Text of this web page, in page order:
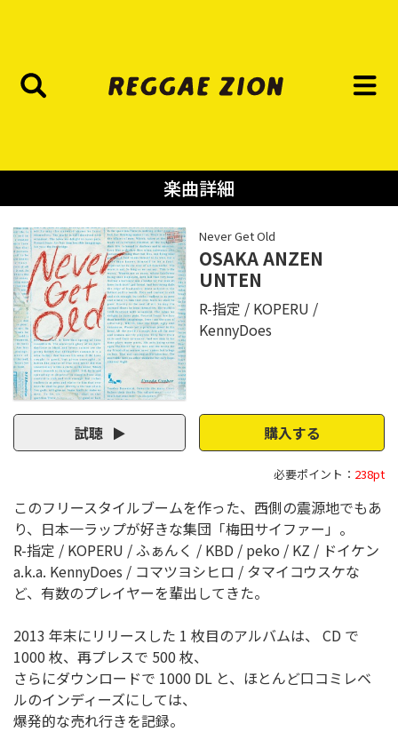
楽曲詳細
Never Get Old
OSAKA ANZEN
UNTEN
R-指定
KOPERU
KennyDoes
試聴 購入する
必要ポイント： 238pt
このフリースタイルブームを作った、西側の震源地でもあ
り、日本一ラップが好きな集団「梅田サイファー」。
R-指定 / KOPERU / ふぁんく / KBD / peko / KZ / ドイケン
a.k.a. KennyDoes / コマツヨシヒロ / タマイコウスケな
ど、有数のプレイヤーを輩出してきた。
2013 年末にリリースした 1 枚目のアルバムは、 CD で
1000 枚、再プレスで 500 枚、
さらにダウンロードで 1000 DL と、ほとんど口コミレベ
ルのインディーズにしては、
爆発的な売れ行きを記録。